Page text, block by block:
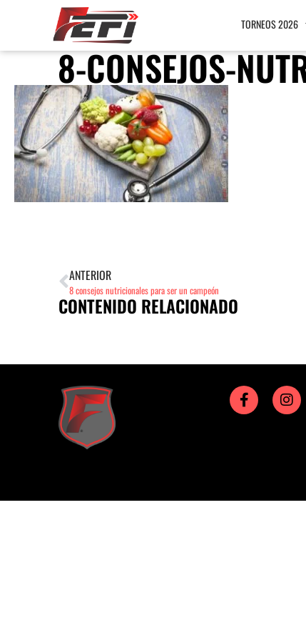
TORNEOS 2026
8-CONSEJOS-
ANTERIOR
8 consejos nutricionales para ser un campeón
CONTENIDO RELACIONADO